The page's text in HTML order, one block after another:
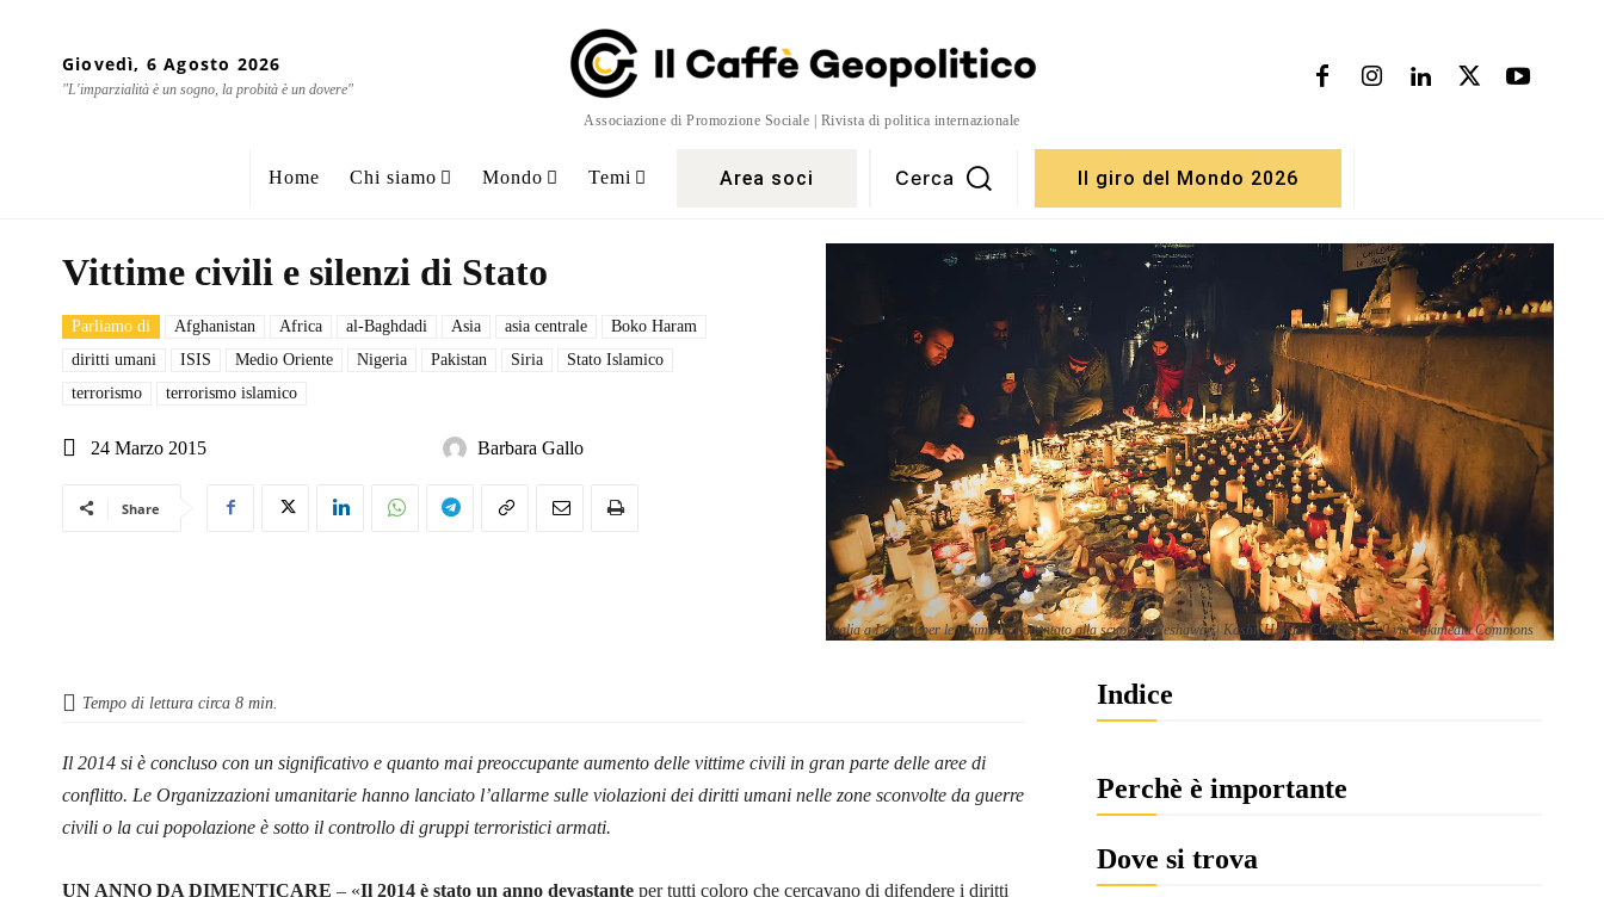
Giovedì, 6 Agosto 2026
"L'imparzialità è un sogno, la probità è un dovere"
Associazione di Promozione Sociale | Rivista di politica internazionale
Home Chi siamo Mondo Temi Area soci Cerca Il giro del Mondo 2026
Vittime civili e silenzi di Stato
Parliamo di Afghanistan Africa al-Baghdadi Asia asia centrale
Boko Haram
diritti umani
ISIS Medio Oriente Nigeria Pakistan Siria
Stato Islamico
terrorismo
terrorismo islamico
24 Marzo 2015 Barbara Gallo
Share
Veglia a Londra per le vittime dell’attentato alla scuola di Peshawar | Kashif Haque, CC BY-SA 4.0 via Wikimedia Commons
Tempo di lettura circa 8 min.
Il 2014 si è concluso con un significativo e quanto mai preoccupante aumento delle vittime civili in gran parte delle aree di
conflitto. Le Organizzazioni umanitarie hanno lanciato l’allarme sulle violazioni dei diritti umani nelle zone sconvolte da guerre
civili o la cui popolazione è sotto il controllo di gruppi terroristici armati.
UN ANNO DA DIMENTICARE – «Il 2014 è stato un anno devastante per tutti coloro che cercavano di difendere i diritti
Indice
Perchè è importante
Dove si trova